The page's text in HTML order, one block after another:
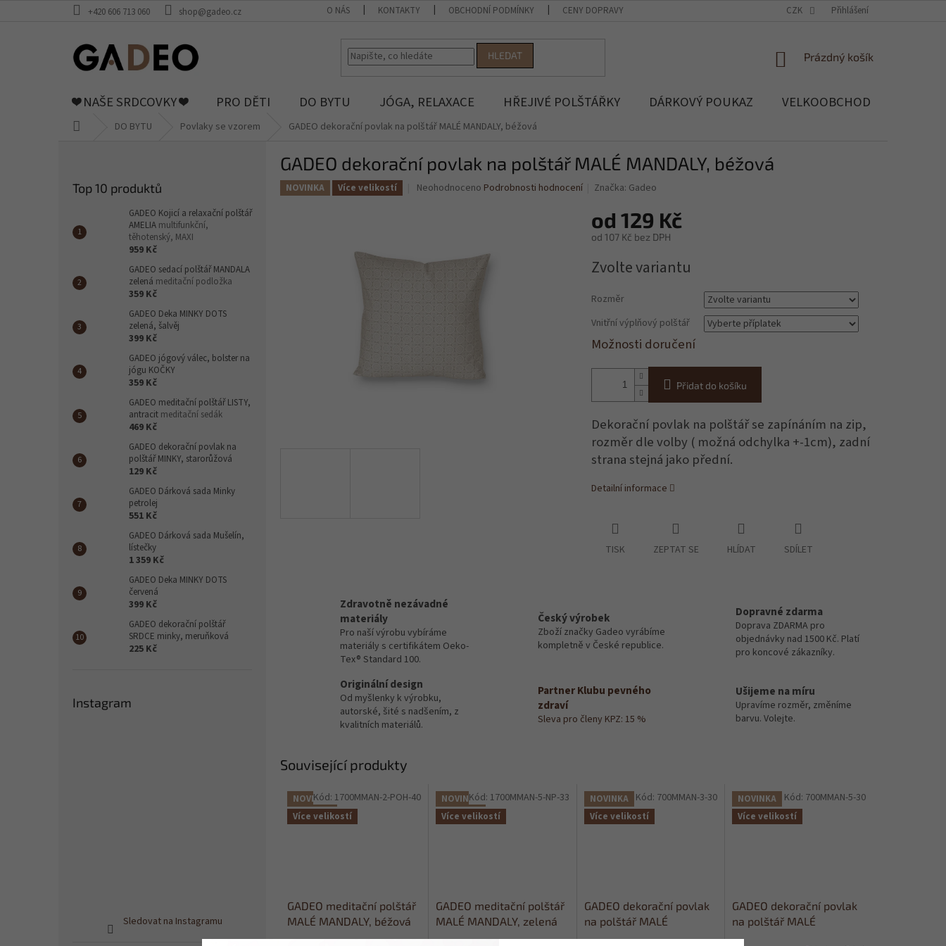
+420 606 713 060 shop@gadeo.cz O NÁS KONTAKTY OBCHODNÍ PODMÍNKY CENY DOPRAVY SOUBORY COOKIES
CZK Přihlášení
HLEDAT
NÁKUPNÍ
Prázdný košík
❤️ NAŠE SRDCOVKY ❤️ PRO DĚTI DO BYTU JÓGA, RELAXACE HŘEJIVÉ POLŠTÁŘKY DÁRKOVÝ POUKAZ VELKOOBCHOD
DO BYTU Povlaky se vzorem GADEO dekorační povlak na polštář MALÉ MANDALY, béžová
Top 10 produktů
GADEO Kojicí a relaxační polštář
AMELIA multifunkční,
těhotenský, MAXI
959 Kč
GADEO sedací polštář MANDALA
zelená meditační podložka
359 Kč
GADEO Deka MINKY DOTS
zelená, šalvěj
399 Kč
GADEO jógový válec, bolster na
jógu KOČKY
359 Kč
GADEO meditační polštář LISTY,
antracit meditační sedák
469 Kč
GADEO dekorační povlak na
polštář MINKY, starorůžová
129 Kč
GADEO Dárková sada Minky
petrolej
551 Kč
GADEO Dárková sada Mušelín,
lístečky
1 359 Kč
GADEO Deka MINKY DOTS
červená
399 Kč
GADEO dekorační polštář
SRDCE minky, meruňková
225 Kč
Instagram
Sledovat na Instagramu
GADEO dekorační povlak na polštář MALÉ MANDALY, béžová
NOVINKA Více velikostí
Průměrné
Neohodnoceno Podrobnosti hodnocení Značka: Gadeo
od 129 Kč
od 107 Kč bez DPH
cena:
Zvolte variantu
Rozměr
Vnitřní výplňový polštář
Možnosti doručení
Přidat do košíku
Dekorační povlak na polštář se zapínáním na zip,
rozměr dle volby ( možná odchylka +-1cm), zadní
strana stejná jako přední.
Detailní informace
TISK ZEPTAT SE HLÍDAT SDÍLET
Zdravotně nezávadné
materiály
Pro naší výrobu vybíráme
materiály s certifikátem Oeko-
Tex® Standard 100.
Český výrobek
Zboží značky Gadeo vyrábíme
kompletně v České republice.
Dopravné zdarma
Doprava ZDARMA pro
objednávky nad 1500 Kč. Platí
pro koncové zákazníky.
Originální design
Od myšlenky k výrobku,
autorské, šité s nadšením, z
kvalitních materiálů.
Partner Klubu pevného
zdraví
Sleva pro členy KPZ: 15 %
Ušijeme na míru
Upravíme rozměr, změníme
barvu. Volejte.
Související produkty
NOVINKA
Více velikostí
GADEO meditační polštář
MALÉ MANDALY, béžová
meditační sedák
Kód: 1700MMAN-2-POH-40
NOVINKA
Více velikostí
GADEO meditační polštář
MALÉ MANDALY, zelená
meditační sedák
Kód: 1700MMAN-5-NP-33
NOVINKA
Více velikostí
GADEO dekorační povlak
na polštář MALÉ
MANDALY, starorůžová
Kód: 700MMAN-3-30
NOVINKA
Více velikostí
GADEO dekorační povlak
na polštář MALÉ
MANDALY, zelená
Kód: 700MMAN-5-30